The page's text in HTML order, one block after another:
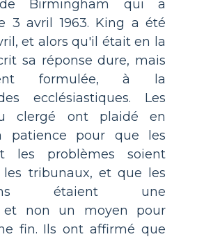
Birmingham qui a
3 avril 1963. King a été
et alors qu'il était en la
sa réponse dure, mais
formulée, à la
ecclésiastiques. Les
clergé ont plaidé en
patience pour que les
les problèmes soient
les tribunaux, et que les
étaient une
et non un moyen pour
fin. Ils ont affirmé que